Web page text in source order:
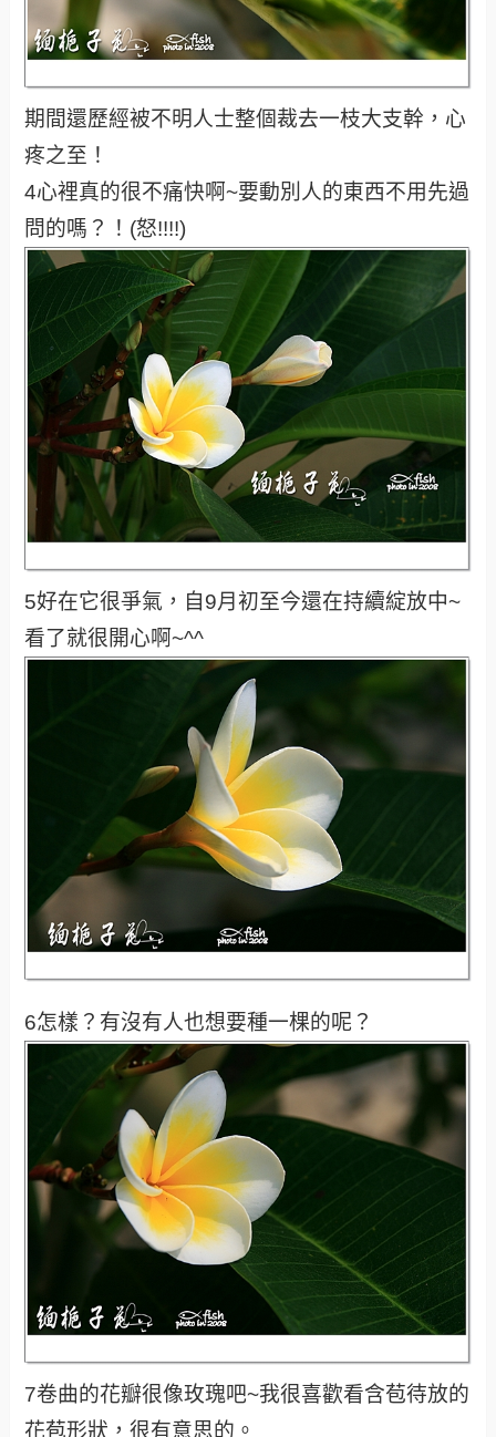
期間還歷經被不明人士整個裁去一枝大支幹，心
疼之至！
4心裡真的很不痛快啊~要動別人的東西不用先過
問的嗎？！(怒!!!!)
5好在它很爭氣，自9月初至今還在持續綻放中~
看了就很開心啊~^^
6怎樣？有沒有人也想要種一棵的呢？
7卷曲的花瓣很像玫瑰吧~我很喜歡看含苞待放的
花苞形狀，很有意思的。